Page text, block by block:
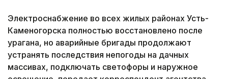
Электроснабжение во всех жилых районах Усть-
Каменогорска полностью восстановлено после
урагана, но аварийные бригады продолжают
устранять последствия непогоды на дачных
массивах, подключать светофоры и наружное